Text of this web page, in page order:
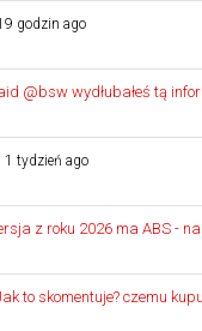
godzin ago
@bsw wydłubałeś tą
1 tydzień ago
z roku 2026 ma ABS - na
to skomentuje? czemu